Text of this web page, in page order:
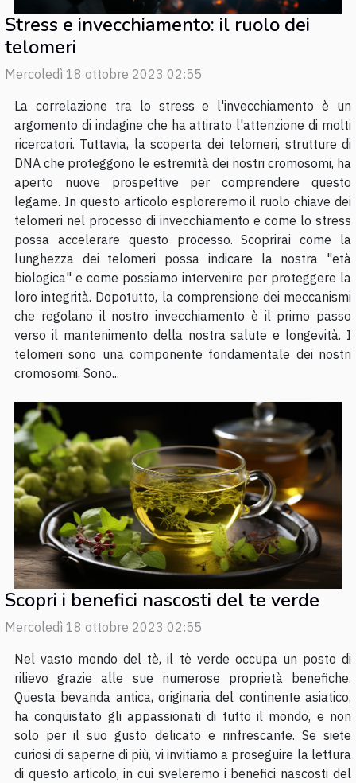
Stress e invecchiamento: il ruolo dei
telomeri
Mercoledì 18 ottobre 2023 02:55
La correlazione tra lo stress e l'invecchiamento è un
argomento di indagine che ha attirato l'attenzione di molti
ricercatori. Tuttavia, la scoperta dei telomeri, strutture di
DNA che proteggono le estremità dei nostri cromosomi, ha
aperto nuove prospettive per comprendere questo
legame. In questo articolo esploreremo il ruolo chiave dei
telomeri nel processo di invecchiamento e come lo stress
possa accelerare questo processo. Scoprirai come la
lunghezza dei telomeri possa indicare la nostra "età
biologica" e come possiamo intervenire per proteggere la
loro integrità. Dopotutto, la comprensione dei meccanismi
che regolano il nostro invecchiamento è il primo passo
verso il mantenimento della nostra salute e longevità. I
telomeri sono una componente fondamentale dei nostri
cromosomi. Sono...
Scopri i benefici nascosti del te verde
Mercoledì 18 ottobre 2023 02:55
Nel vasto mondo del tè, il tè verde occupa un posto di
rilievo grazie alle sue numerose proprietà benefiche.
Questa bevanda antica, originaria del continente asiatico,
ha conquistato gli appassionati di tutto il mondo, e non
solo per il suo gusto delicato e rinfrescante. Se siete
curiosi di saperne di più, vi invitiamo a proseguire la lettura
di questo articolo, in cui sveleremo i benefici nascosti del